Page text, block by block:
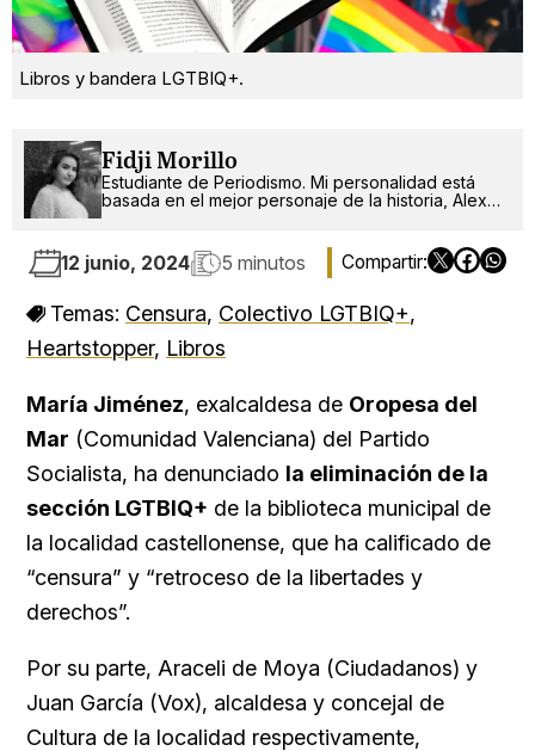
Libros y bandera LGTBIQ+.
Fidji Morillo
Estudiante de Periodismo. Mi personalidad está
basada en el mejor personaje de la historia, Alex
12 junio, 2024 5 minutos
Temas: Censura, Colectivo LGTBIQ+,
Heartstopper, Libros
María Jiménez, exalcaldesa de Oropesa del
Mar (Comunidad Valenciana) del Partido
Socialista, ha denunciado la eliminación de la
sección LGTBIQ+ de la biblioteca municipal de
la localidad castellonense, que ha calificado de
“censura” y “retroceso de la libertades y
derechos”.
Por su parte, Araceli de Moya (Ciudadanos) y
Juan García (Vox), alcaldesa y concejal de
Cultura de la localidad respectivamente,